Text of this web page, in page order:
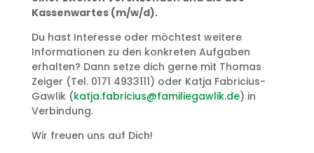
Kassenwartes (m/w/d).
Du hast Interesse oder möchtest weitere
Informationen zu den konkreten Aufgaben
erhalten? Dann setze dich gerne mit Thomas
Zeiger (Tel. 0171 4933111) oder Katja Fabricius-
Gawlik (katja.fabricius@familiegawlik.de) in
Verbindung.
Wir freuen uns auf Dich!